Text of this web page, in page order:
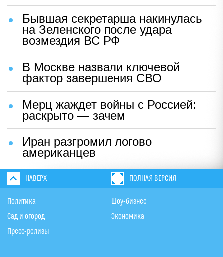
Бывшая секретарша накинулась
на Зеленского после удара
возмездия ВС РФ
В Москве назвали ключевой
фактор завершения СВО
Мерц жаждет войны с Россией:
раскрыто — зачем
Иран разгромил логово
американцев
НАВЕРХ ПОЛНАЯ ВЕРСИЯ
Политика
Сад и огород
Пресс-релизы
Шоу-бизнес
Экономика